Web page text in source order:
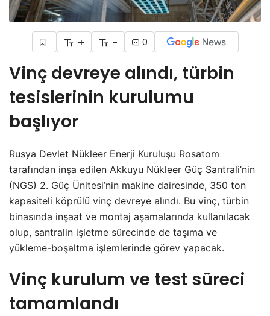
+ - 0
Vinç devreye alındı, türbin
tesislerinin kurulumu
başlıyor
Rusya Devlet Nükleer Enerji Kuruluşu Rosatom
tarafından inşa edilen Akkuyu Nükleer Güç Santrali’nin
(NGS) 2. Güç Ünitesi’nin makine dairesinde, 350 ton
kapasiteli köprülü vinç devreye alındı. Bu vinç, türbin
binasında inşaat ve montaj aşamalarında kullanılacak
olup, santralin işletme sürecinde de taşıma ve
yükleme-boşaltma işlemlerinde görev yapacak.
Vinç kurulum ve test süreci
tamamlandı